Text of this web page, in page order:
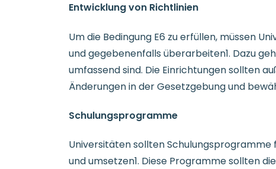
Entwicklung von Richtlinien
Um die Bedingung E6 zu erfüllen, müssen
und gegebenenfalls überarbeiten1. Dazu
umfassend sind. Die Einrichtungen sollten
Änderungen in der Gesetzgebung und
Schulungsprogramme
Universitäten sollten
und umsetzen1. Diese Programme sollten